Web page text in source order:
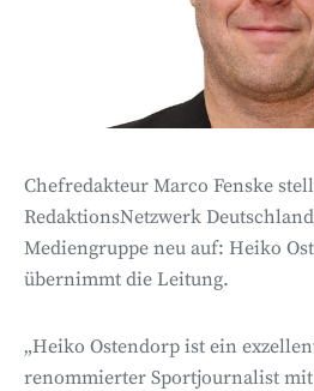
Chefredakteur Marco Fenske
RedaktionsNetzwerk
Mediengruppe neu auf: Heiko
übernimmt die Leitung.
„Heiko Ostendorp ist ein
renommierter Sportjournalist